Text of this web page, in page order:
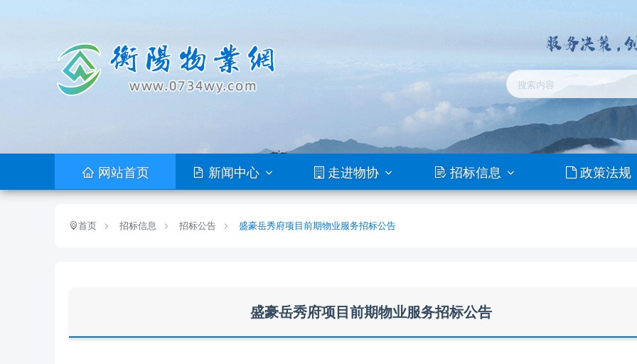
网站首页 新闻中心 走进物协 招标信息 政策法规
首页 招标信息 招标公告 盛豪岳秀府项目前期物业服务招标公告
盛豪岳秀府项目前期物业服务招标公告